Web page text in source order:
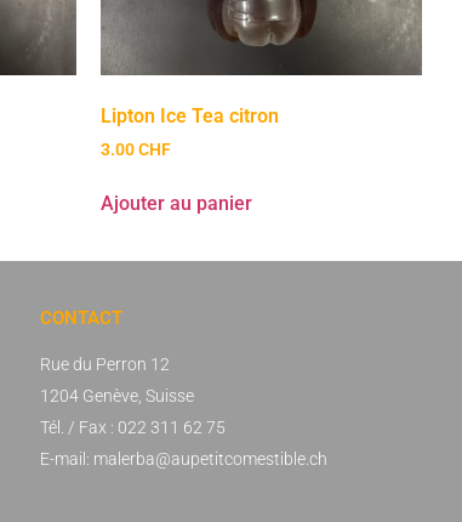
Lipton Ice Tea citron
3.00CHF
Ajouter au panier
CONTACT
Rue du Perron 12
1204 Genève, Suisse
Tél. / Fax : 022 311 62 75
E-mail: malerba@aupetitcomestible.ch